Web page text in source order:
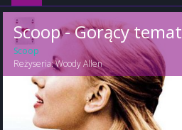
Scoop - Gorący temat
Scoop
Reżyseria:Woody Allen